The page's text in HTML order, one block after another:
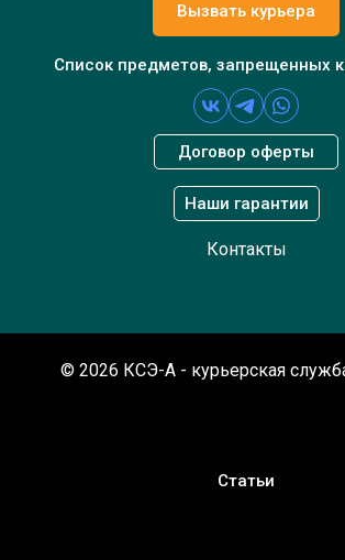
Вызвать курьера
Список предметов, запрещенных
Договор оферты
Наши гарантии
Контакты
© 2026 КСЭ-A - курьерская
Статьи